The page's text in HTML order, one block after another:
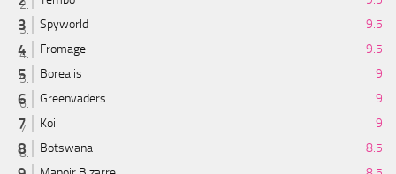
Spyworld
9.5
Fromage
9.5
Borealis
9
Greenvaders
9
Koi
9
Botswana
8.5